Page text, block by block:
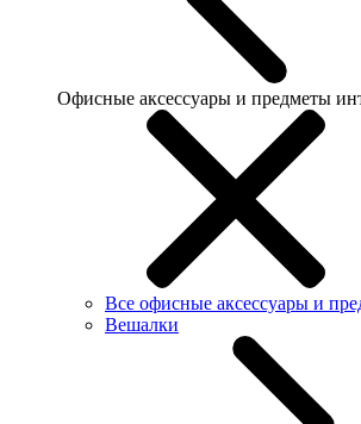
Офисные аксессуары и предметы
Все офисные аксессуары и
Вешалки